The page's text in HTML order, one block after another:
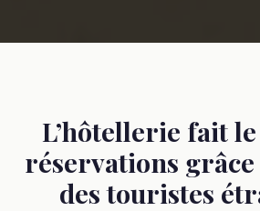
L’hôtellerie fait
réservations
des touristes